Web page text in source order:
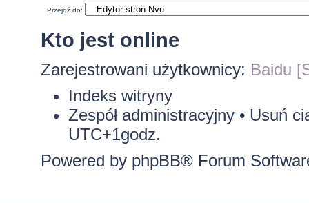
Przejdź do:
Kto jest online
Zarejestrowani użytkownicy: Baidu
Indeks witryny
Zespół administracyjny• Usuń
UTC+1godz.
Powered by phpBB® Forum